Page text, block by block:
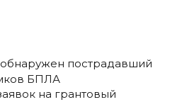
пострадавший
БПЛА
на грантовый